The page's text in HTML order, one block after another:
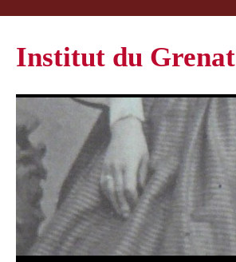
Institut du Grenat